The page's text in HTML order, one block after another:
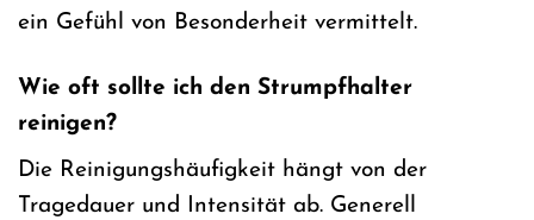
ein Gefühl von Besonderheit vermittelt.
Wie oft sollte ich den Strumpfhalter
reinigen?
Die Reinigungshäufigkeit hängt von der
Tragedauer und Intensität ab. Generell